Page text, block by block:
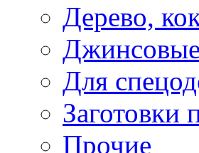
Дерево,
Джинсовые
Для
Заготовки
Прочие